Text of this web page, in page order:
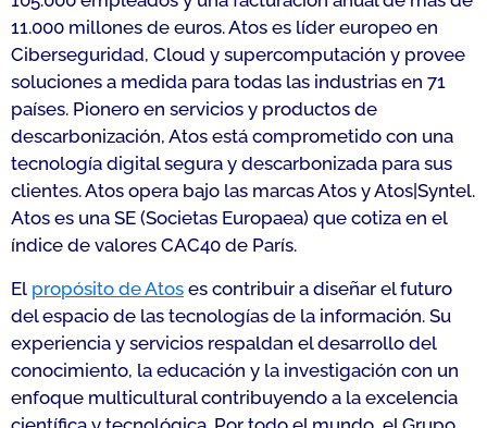
11.000 millones de euros. Atos es líder europeo en
Ciberseguridad, Cloud y supercomputación y provee
soluciones a medida para todas las industrias en 71
países. Pionero en servicios y productos de
descarbonización, Atos está comprometido con una
tecnología digital segura y descarbonizada para sus
clientes. Atos opera bajo las marcas Atos y Atos|Syntel.
Atos es una SE (Societas Europaea) que cotiza en el
índice de valores CAC40 de París.
El propósito de Atos es contribuir a diseñar el futuro
del espacio de las tecnologías de la información. Su
experiencia y servicios respaldan el desarrollo del
conocimiento, la educación y la investigación con un
enfoque multicultural contribuyendo a la excelencia